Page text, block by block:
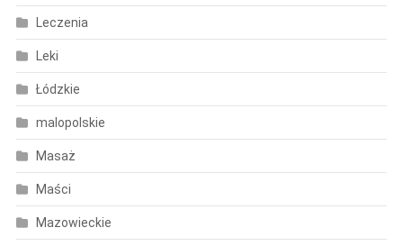
Leczenia
Leki
Łódzkie
malopolskie
Masaż
Maści
Mazowieckie